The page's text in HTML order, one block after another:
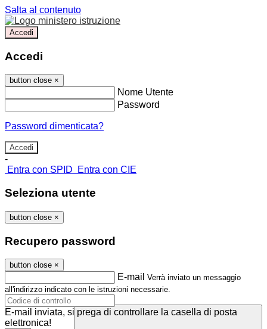
Salta al contenuto
Accedi
Accedi
button close ×
Nome Utente
Password
Password dimenticata?
-
Entra con SPID
Entra con CIE
Seleziona utente
button close ×
Recupero password
button close ×
E-mail Verrà inviato un messaggio
all'indirizzo indicato con le istruzioni necessarie.
E-mail inviata, si prega di controllare la casella di posta
elettronica!